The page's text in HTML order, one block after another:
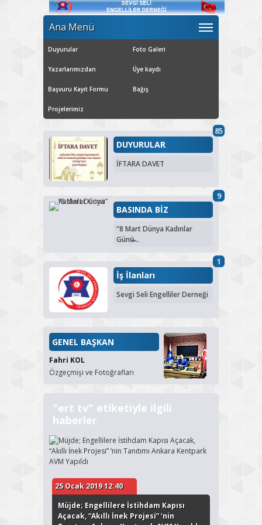
Ana Menü
Duyurular Foto Galeri
Yazarlarımızdan Üye kaydı
Başvuru Kayıt Formu Bağış
Projelerimiz
85
DUYURULAR
İFTARA DAVET
9
BASINDA BİZ
“8 Mart Dünya Kadınlar
Günü̶...
1
İş İlanları
Sevgi Seli Engelliler Derneği
GENEL BAŞKAN
Fahri KOL
Özgeçmişi ve Fotoğrafları
"ert tv" etiketiyle ilgili
haberler
25 Ocak 2019 12:40
Müjde; Engellilere İstihdam Kapısı
Açacak, “Akıllı İnek Projesi” ‘nin